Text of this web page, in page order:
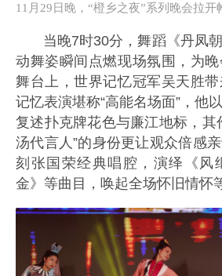
11月29日晚，“橙乡之夜”系列晚会拉开
当晚7时30分，舞蹈《丹凤
动舞姿瞬间点燃现场氛围，为晚
舞台上，世界记忆冠军吴天胜带
记忆表演堪称“高能名场面”，他
复述扑克牌花色与廉江地标，其
汤代言人”的身份更让观众倍感
刻张国荣经典唱腔，演绎《风
金》等曲目，唤起全场怀旧情怀